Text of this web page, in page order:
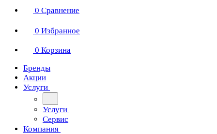
0 Сравнение
0 Избранное
0 Корзина
Бренды
Акции
Услуги
Услуги
Сервис
Компания